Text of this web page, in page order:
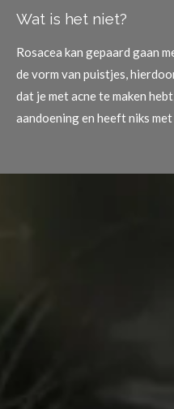
Wat is het niet?
Rosacea kan gepaard gaan
de vorm van puistjes,
dat je met acne te maken
aandoening en heeft niks met